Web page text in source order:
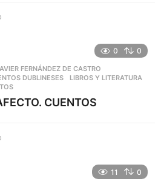
s
a
g
o
0 0
FERNÁNDEZ DE CASTRO
DUBLINESES
,LIBROS Y LITERATURA
CUENTOS
11 0